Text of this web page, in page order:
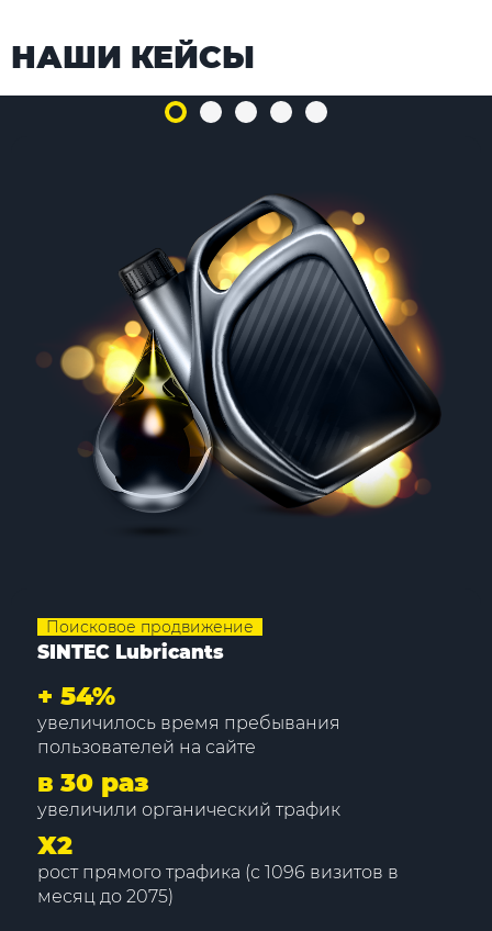
НАШИ КЕЙСЫ
Поисковое продвижение
SINTEC Lubricants
+ 54%
увеличилось время пребывания
пользователей на сайте
в 30 раз
увеличили органический трафик
Х2
рост прямого трафика (с 1096 визитов в
месяц до 2075)